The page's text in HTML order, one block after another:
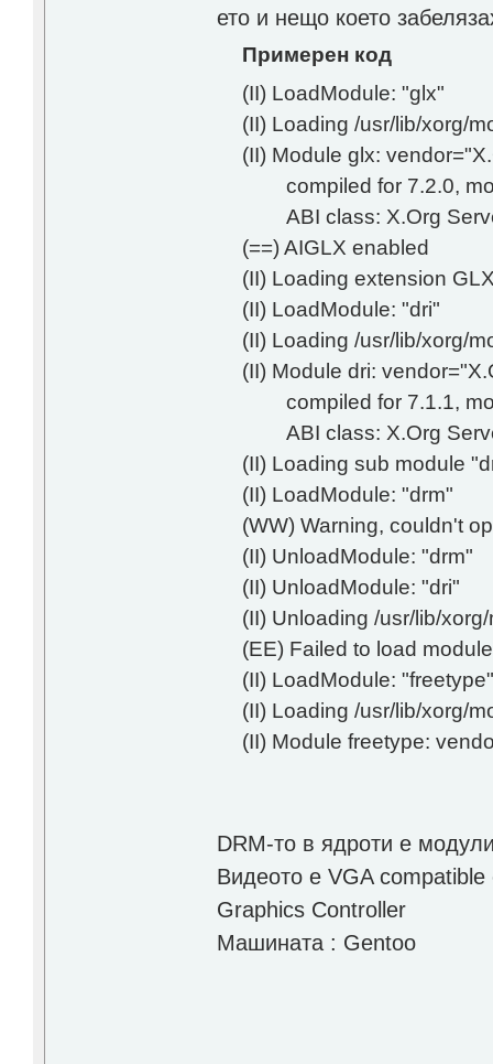
ето и нещо което
Примерен код
(II) LoadModule: "glx"
(II) Loading /usr/lib/xorg/
(II) Module glx:
compiled for 7.2.0,
ABI class: X.Org
(==) AIGLX enabled
(II) Loading extension
(II) LoadModule: "dri"
(II) Loading /usr/lib/xorg/
(II) Module dri:
compiled for 7.1.1,
ABI class: X.Org
(II) Loading sub module
(II) LoadModule: "drm"
(WW) Warning, couldn't
(II) UnloadModule: "drm"
(II) UnloadModule: "dri"
(II) Unloading /usr/lib/
(EE) Failed to load
(II) LoadModule: "freetype"
(II) Loading /usr/lib/xorg/
(II) Module freetype:
DRM-то в ядроти е
Видеото е VGA
Graphics Controller
Машината : Gentoo